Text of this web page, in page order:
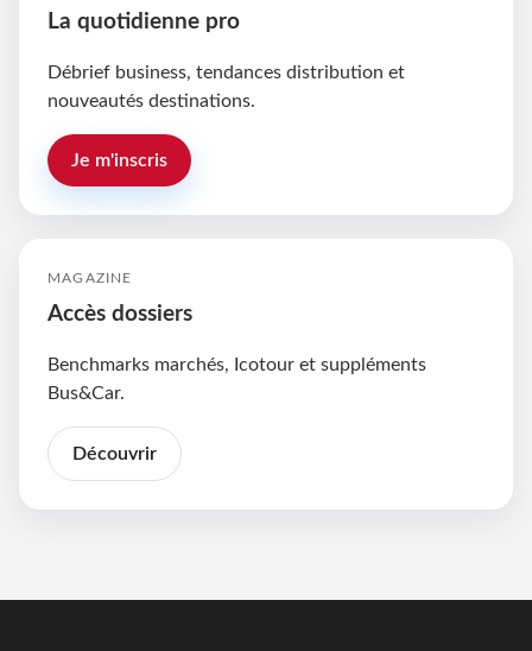
La quotidienne pro
Débrief business, tendances distribution et
nouveautés destinations.
Je m'inscris
MAGAZINE
Accès dossiers
Benchmarks marchés, Icotour et suppléments
Bus&Car.
Découvrir